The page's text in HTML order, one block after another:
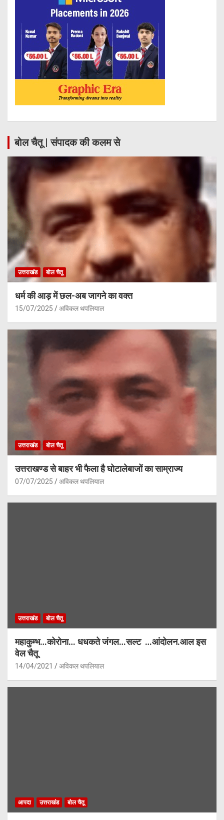
बोल चैतू | संपादक की कलम से
उत्तराखंड बोल चैतू
धर्म की आड़ में छल-अब जागने का वक्त
15/07/2025 अविकल थपलियाल
उत्तराखंड बोल चैतू
उत्तराखण्ड से बाहर भी फैला है घोटालेबाजों का साम्राज्य
07/07/2025 अविकल थपलियाल
उत्तराखंड बोल चैतू
महाकुम्भ…कोरोना… धधकते जंगल…सल्ट …आंदोलन.आल इस
वेल चैतू
14/04/2021 अविकल थपलियाल
आपदा उत्तराखंड बोल चैतू